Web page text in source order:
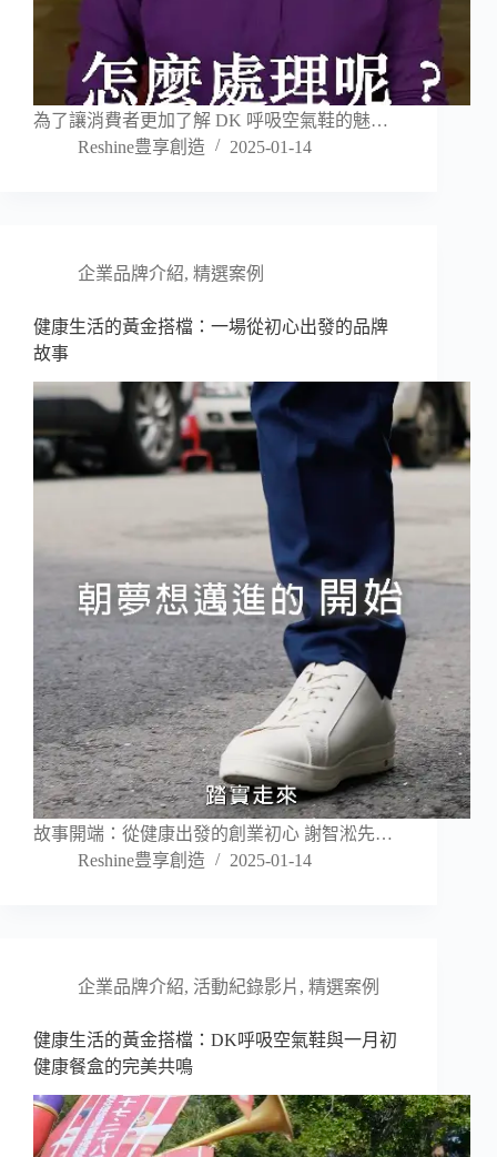
為了讓消費者更加了解 DK 呼吸空氣鞋的魅…
Reshine豊享創造
2025-01-14
企業品牌介紹, 精選案例
健康生活的黃金搭檔：一場從初心出發的品牌
故事
故事開端：從健康出發的創業初心 謝智淞先…
Reshine豊享創造
2025-01-14
企業品牌介紹, 活動紀錄影片 , 精選案例
健康生活的黃金搭檔：DK呼吸空氣鞋與一月初
健康餐盒的完美共鳴